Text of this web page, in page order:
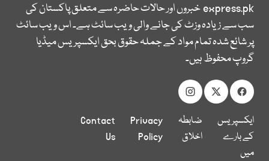
express.pkخبروں اور حالات حاضرہ سے متعلق پاکستان کی
سب سے زیادہ وزٹ کی جانے والی ویب سائٹ ہے۔ اس ویب سائٹ
پر شائع شدہ تمام مواد کے جملہ حقوق بحق ایکسپریس میڈیا
گروپ محفوظ ہیں۔
ایکسپریس
کے بارے
میں
ضابطہ
اخلاق
Privacy
Policy
Contact
Us